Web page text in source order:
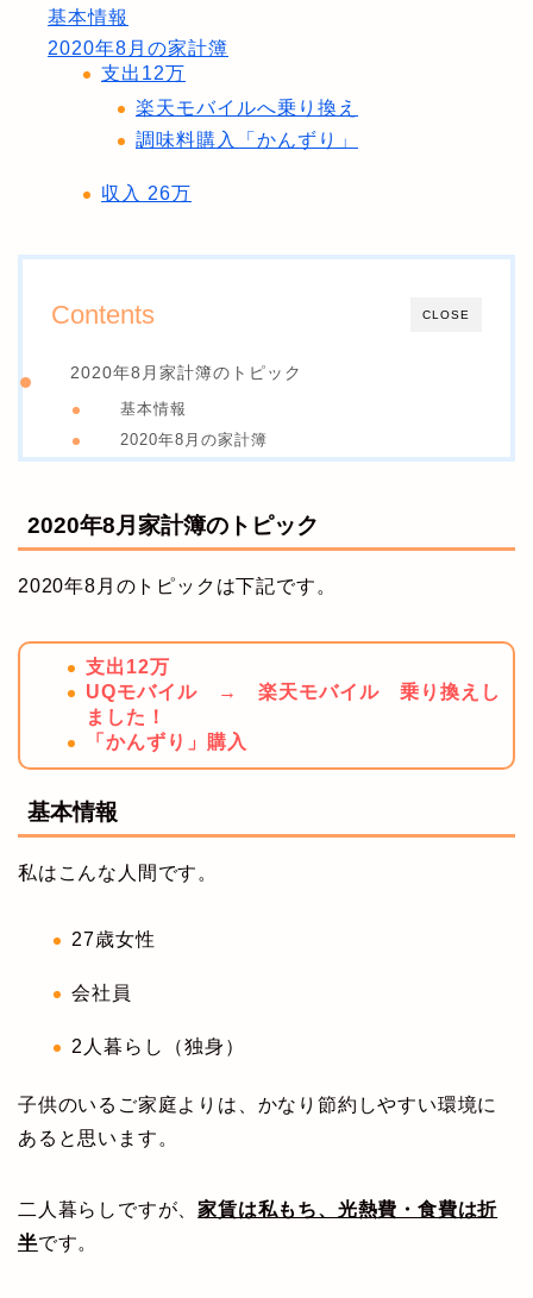
基本情報
2020年8月の家計簿
支出12万
楽天モバイルへ乗り換え
調味料購入「かんずり」
収入 26万
CLOSE
Contents
2020年8月家計簿のトピック
基本情報
2020年8月の家計簿
2020年8月家計簿のトピック
2020年8月のトピックは下記です。
支出12万
UQモバイル → 楽天モバイル 乗り換えし
ました！
「かんずり」購入
基本情報
私はこんな人間です。
27歳女性
会社員
2人暮らし（独身）
子供のいるご家庭よりは、かなり節約しやすい環境に
あると思います。
二人暮らしですが、家賃は私もち、光熱費・食費は折
半です。